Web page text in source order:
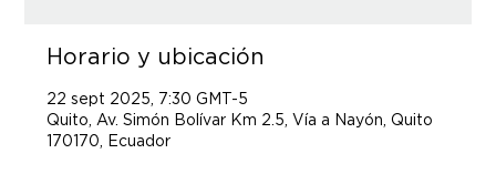
Horario y ubicación
22 sept 2025, 7:30 GMT-5
Quito, Av. Simón Bolívar Km 2.5, Vía a Nayón, Quito
170170, Ecuador